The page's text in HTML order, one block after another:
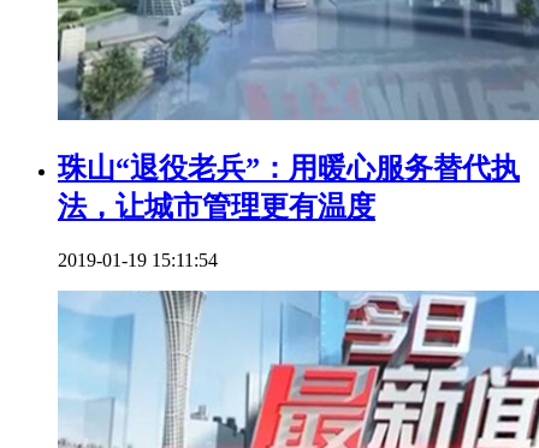
珠山“退役老兵”：用暖心服务替代执
法，让城市管理更有温度
2019-01-19 15:11:54